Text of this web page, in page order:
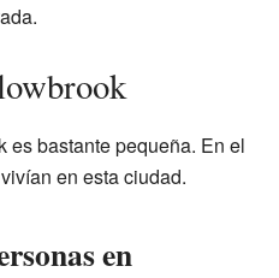
es bastante pequeña. En el
en esta ciudad.
en